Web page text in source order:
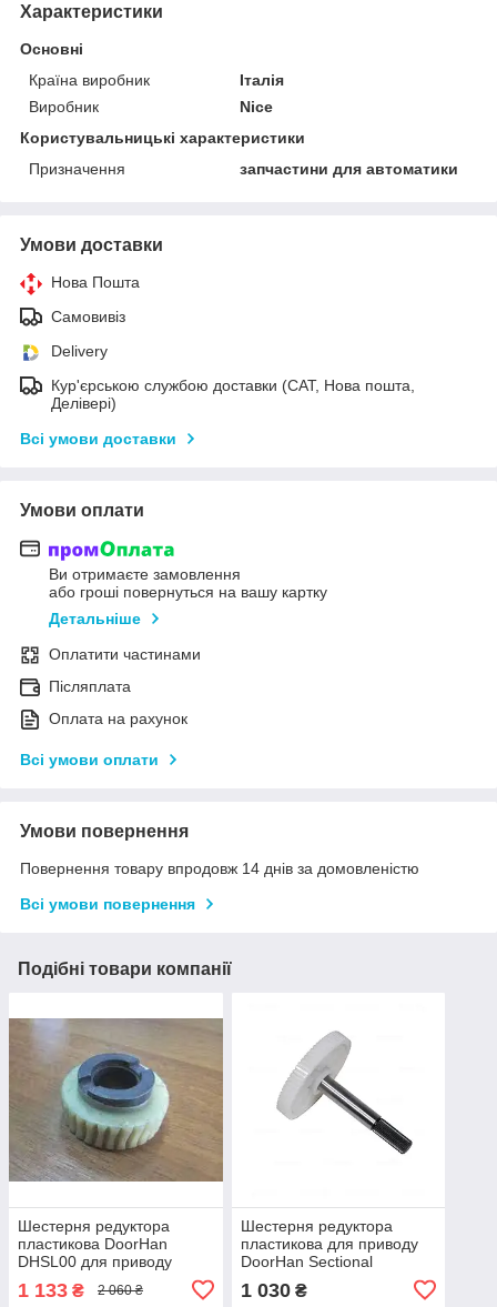
Характеристики
Основні
Країна виробник
Італія
Виробник
Nice
Користувальницькі характеристики
Призначення
запчастини для автоматики
Умови доставки
Нова Пошта
Самовивіз
Delivery
Кур'єрською службою доставки (САТ, Нова пошта,
Делівері)
Всі умови доставки
Умови оплати
Ви отримаєте замовлення
або гроші повернуться на вашу картку
Детальніше
Оплатити частинами
Післяплата
Оплата на рахунок
Всі умови оплати
Умови повернення
Повернення товару впродовж 14 днів за домовленістю
Всі умови повернення
Подібні товари компанії
Шестерня редуктора
пластикова DoorHan
DHSL00 для приводу
1 133 ₴ 2 060 ₴
Шестерня редуктора
пластикова для приводу
DoorHan Sectional
500/Sectional 750/Sectional
800
1 030₴